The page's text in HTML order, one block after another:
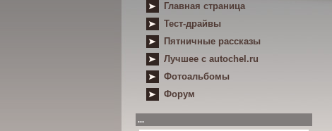
Главная страница
Тест-драйвы
Пятничные рассказы
Лучшее с autochel.ru
Фотоальбомы
Форум
...